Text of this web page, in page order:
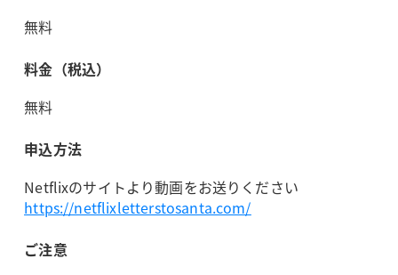
無料
料金（税込）
無料
申込方法
Netflixのサイトより動画をお送りください
https://netflixletterstosanta.com/
ご注意